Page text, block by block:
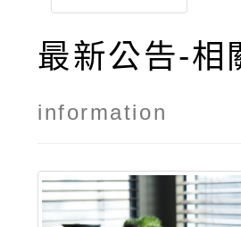
最新公告-相
information